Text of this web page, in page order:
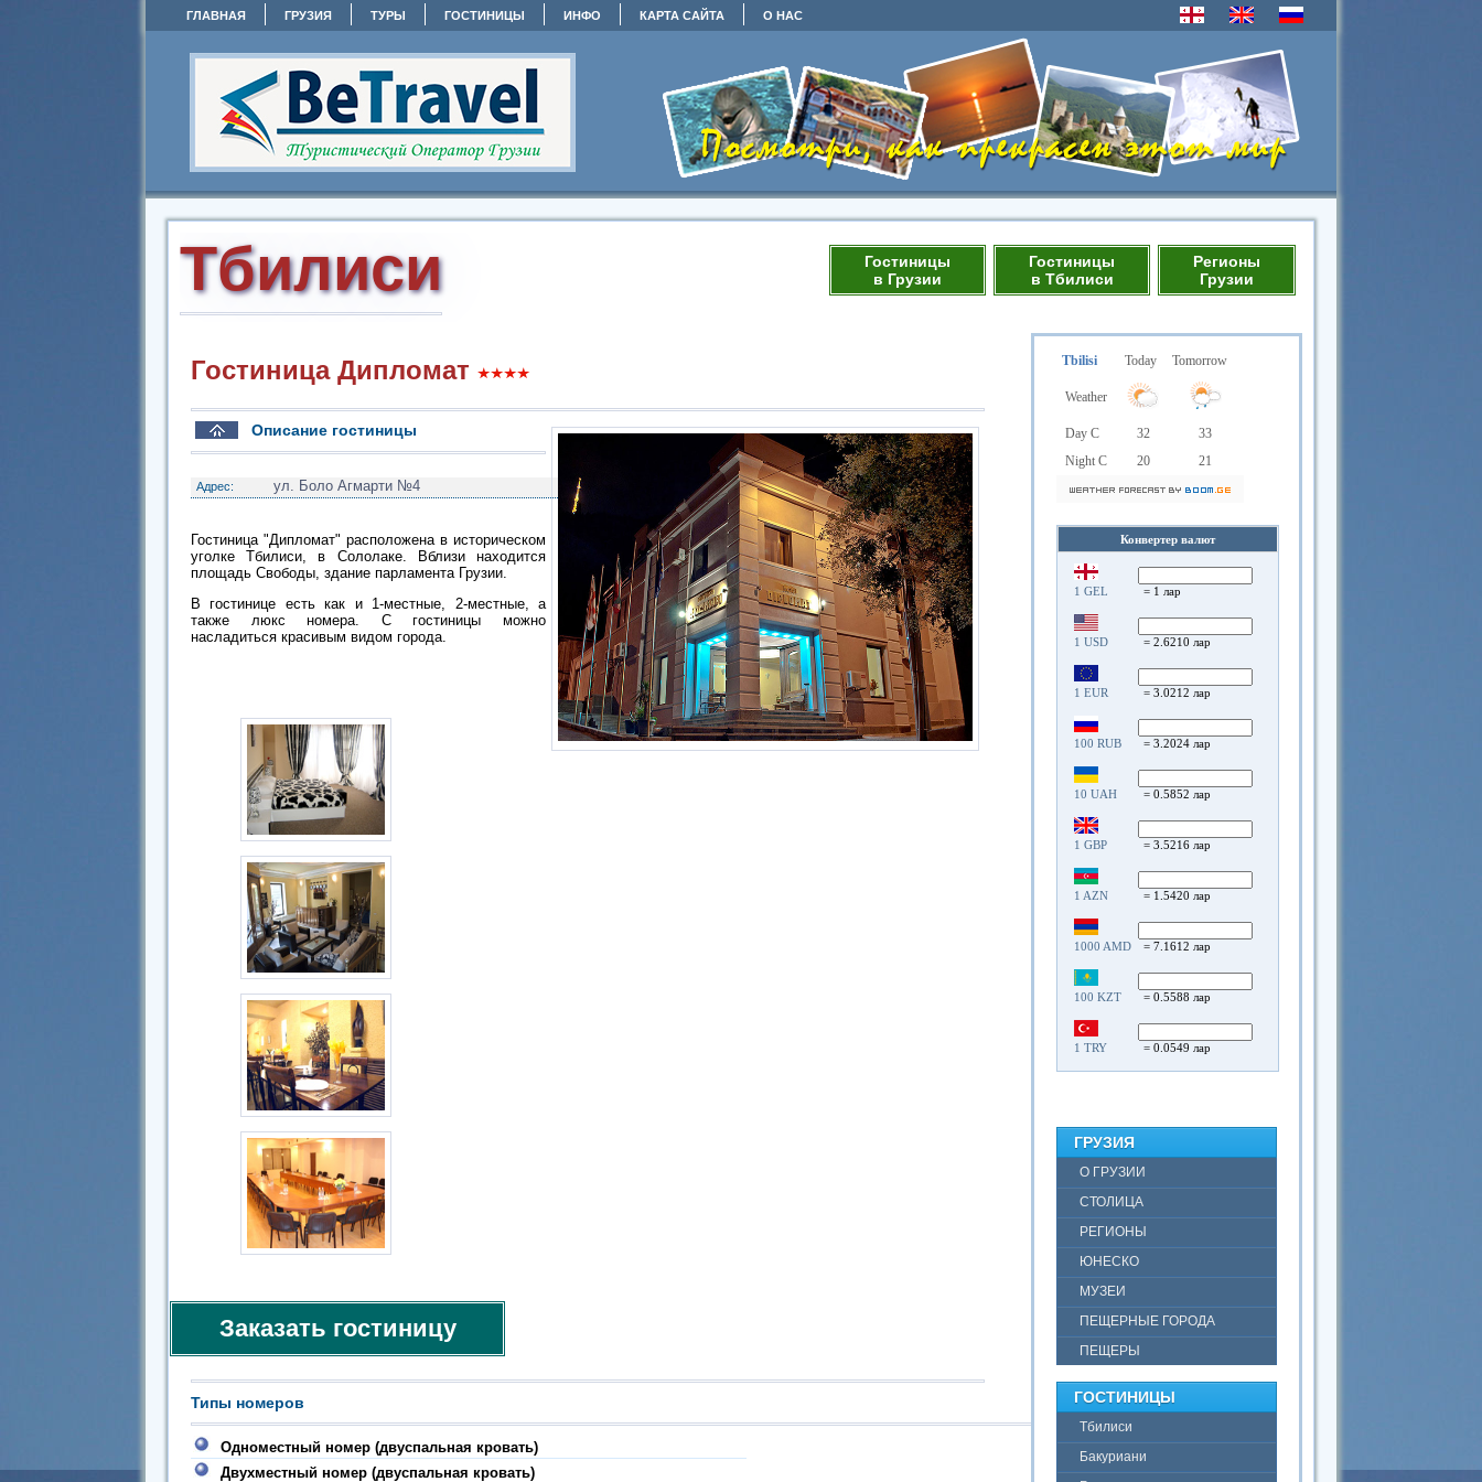
ГЛАВНАЯ ГРУЗИЯ ТУРЫ ГОСТИНИЦЫ ИНФО КАРТА САЙТА О НАС
Гостиницы
в Грузии
Гостиницы
в Тбилиси
Регионы
Грузии
Тбилиси
Гостиница Дипломат
Описание гостиницы
Адрес: ул. Боло Агмарти №4
Гостиница "Дипломат" расположена в историческом
уголке Тбилиси, в Сололаке. Вблизи находится
площадь Свободы, здание парламента Грузии.
В гостинице есть как и 1-местные, 2-местные, а
также люкс номера. С гостиницы можно
насладиться красивым видом города.
Заказать гостиницу
Типы номеров
Одноместный номер (двуспальная кровать)
Двухместный номер (двуспальная кровать)
Tbilisi Today Tomorrow
Weather
Day C 32
33
Night C
20 21
Конвертер валют
1 GEL = 1 лар
1 USD = 2.6210 лар
1 EUR = 3.0212 лар
100 RUB = 3.2024 лар
10 UAH = 0.5852 лар
1 GBP = 3.5216 лар
1 AZN = 1.5420 лар
1000 AMD = 7.1612 лар
100 KZT = 0.5588 лар
1 TRY = 0.0549 лар
ГРУЗИЯ
О ГРУЗИИ
СТОЛИЦА
РЕГИОНЫ
ЮНЕСКО
МУЗЕИ
ПЕЩЕРНЫЕ ГОРОДА
ПЕЩЕРЫ
ГОСТИНИЦЫ
Тбилиси
Бакуриани